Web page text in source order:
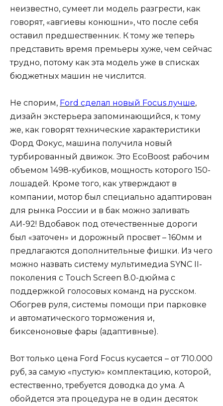
неизвестно, сумеет ли модель разгрести, как
говорят, «авгиевы конюшни», что после себя
оставил предшественник. К тому же теперь
представить время премьеры хуже, чем сейчас
трудно, потому как эта модель уже в списках
бюджетных машин не числится.
Не спорим, Ford сделал новый Focus лучше,
дизайн экстерьера запоминающийся, к тому
же, как говорят технические характеристики
Форд Фокус, машина получила новый
турбированный движок. Это EcoBoost рабочим
объемом 1498-кубиков, мощность которого 150-
лошадей. Кроме того, как утверждают в
компании, мотор был специально адаптирован
для рынка России и в бак можно заливать
АИ-92! Вдобавок под отечественные дороги
был «заточен» и дорожный просвет – 160мм и
предлагаются дополнительные фишки. Из чего
можно назвать систему мультимедиа SYNC II-
поколения с Touch Screen 8.0-дюйма с
поддержкой голосовых команд на русском.
Обогрев руля, системы помощи при парковке
и автоматического торможения и,
биксеноновые фары (адаптивные).
Вот только цена Ford Focus кусается – от 710.000
руб, за самую «пустую» комплектацию, которой,
естественно, требуется доводка до ума. А
обойдется эта процедура не в один десяток